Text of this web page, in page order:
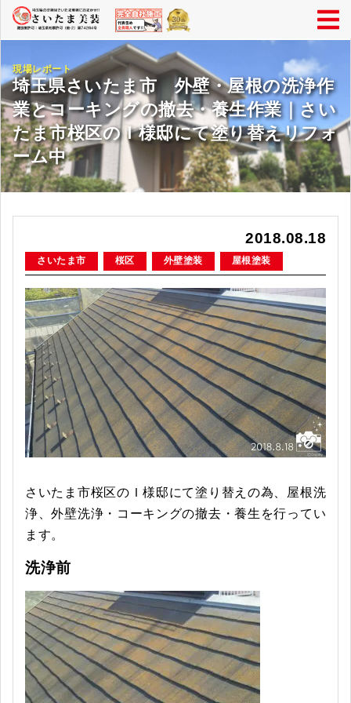
現場レポート
埼玉県さいたま市 外壁・屋根の洗浄作
業とコーキングの撤去・養生作業｜さい
たま市桜区のＩ様邸にて塗り替えリフォ
ーム中
2018.08.18
さいたま市 桜区 外壁塗装 屋根塗装
さいたま市桜区のＩ様邸にて塗り替えの為、屋根洗
浄、外壁洗浄・コーキングの撤去・養生を行ってい
ます。
洗浄前